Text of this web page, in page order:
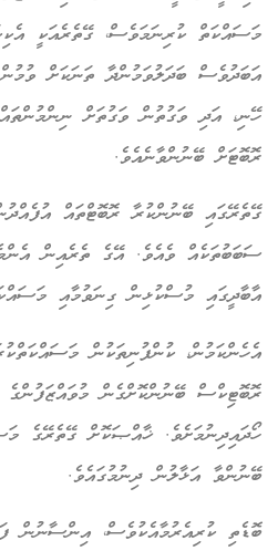
މަސައްކަތް ކުރިނަމަވެސް، ގޭތެރެއަކީ
އަބަދުވެސް ބަދަލުވަމުންދާ ތަނަކަށް
ހޭނި، އަދި ވަގުތުން ވަގުތަށް
ރޮބޮޓަށް ބޭނުންވާނެއެވެ.
ގޭތެރޭގައި ބޭނުންކުރާ ރޮބޮޓްތައް
ސަބަބުތަކެއް ވެއެވެ. އޭގެ ތެރެއިން
އާބާދީގައި މުސްކުޅިން ގިނަވުމާއި
އެހެންކަމުން، ކުންފުނިތަކުން
ރޮބޮޓިކްސް ބޭނުންކޮށްގެން މުވައްޒަފުންގެ
ހޯދައިދިނުމަށެވެ. ޚާއްޞަކޮށް ގޭތެރޭގެ
ބޭނުންވާ އަޅާލުން ދިނުމުގައެވެ.
ބޮޑެތި ކުރިއެރުމާއެކުވެސް، އިންސާނުން